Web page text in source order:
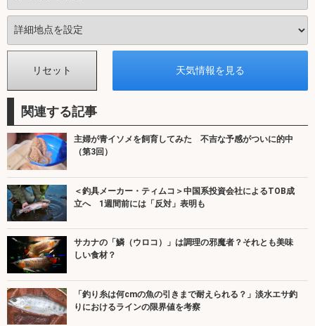
関連する記事
主婦が青イソメを飼育してみた 不吉な予感がついに的中
（第3回）
＜釣具メーカー・ティムコ＞中国系投資会社によるTOB成
立へ 1週間前には「反対」表明も
サカナの「鱗（ウロコ）」は調理の邪魔者？それとも美味
しい食材？
「釣り糸は何cmの魚の引きまで耐えられる？」淡水エサ釣
りにおけるラインの限界値を考察